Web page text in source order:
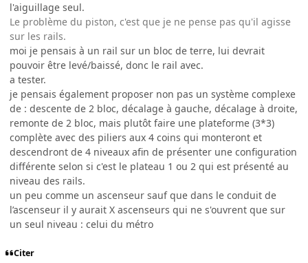
l'aiguillage seul.
Le problème du piston, c'est que je ne pense pas qu'il agisse
sur les rails.
moi je pensais à un rail sur un bloc de terre, lui devrait
pouvoir être levé/baissé, donc le rail avec.
a tester.
je pensais également proposer non pas un système complexe
de : descente de 2 bloc, décalage à gauche, décalage à droite,
remonte de 2 bloc, mais plutôt faire une plateforme (3*3)
complète avec des piliers aux 4 coins qui monteront et
descendront de 4 niveaux afin de présenter une configuration
différente selon si c'est le plateau 1 ou 2 qui est présenté au
niveau des rails.
un peu comme un ascenseur sauf que dans le conduit de
l’ascenseur il y aurait X ascenseurs qui ne s'ouvrent que sur
un seul niveau : celui du métro
Citer